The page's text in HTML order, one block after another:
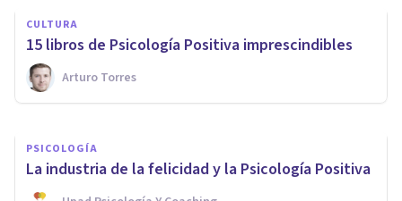
CULTURA
15 libros de Psicología Positiva imprescindibles
Arturo Torres
modulamos nuestra búsqueda
del bienestar?
Laura Ruiz Mitjana
PSICOLOGÍA
La industria de la felicidad y la Psicología Positiva